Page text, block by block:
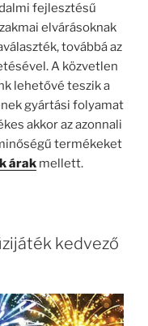
fejlesztésű
elvárásoknak
továbbá az
A közvetlen
lehetővé teszik a
gyártási folyamat
akkor az azonnali
termékeket
árak mellett.
kedvező